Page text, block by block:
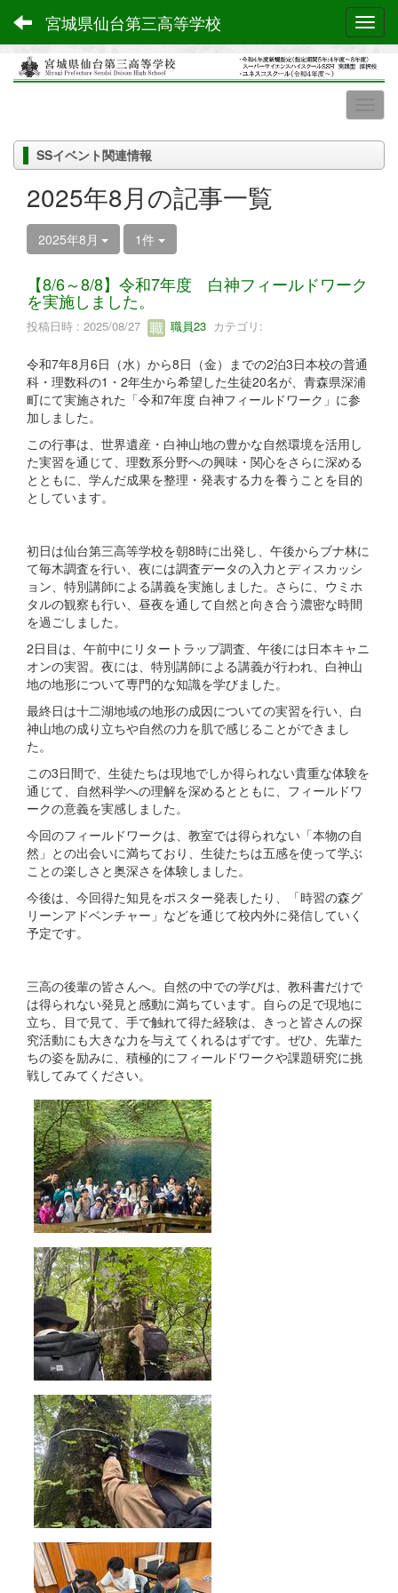
宮城県仙台第三高等学校
SSイベント関連情報
2025年8月の記事一覧
2025年8月 1件
【8/6～8/8】令和7年度 白神フィールドワーク
を実施しました。
投稿日時 : 2025/08/27 職員23 カテゴリ:
令和7年8月6日（水）から8日（金）までの2泊3日本校の普通
科・理数科の1・2年生から希望した生徒20名が、青森県深浦
町にて実施された「令和7年度 白神フィールドワーク」に参
加しました。
この行事は、世界遺産・白神山地の豊かな自然環境を活用し
た実習を通じて、理数系分野への興味・関心をさらに深める
とともに、学んだ成果を整理・発表する力を養うことを目的
としています。
初日は仙台第三高等学校を朝8時に出発し、午後からブナ林に
て毎木調査を行い、夜には調査データの入力とディスカッシ
ョン、特別講師による講義を実施しました。さらに、ウミホ
タルの観察も行い、昼夜を通して自然と向き合う濃密な時間
を過ごしました。
2日目は、午前中にリタートラップ調査、午後には日本キャニ
オンの実習。夜には、特別講師による講義が行われ、白神山
地の地形について専門的な知識を学びました。
最終日は十二湖地域の地形の成因についての実習を行い、白
神山地の成り立ちや自然の力を肌で感じることができまし
た。
この3日間で、生徒たちは現地でしか得られない貴重な体験を
通じて、自然科学への理解を深めるとともに、フィールドワ
ークの意義を実感しました。
今回のフィールドワークは、教室では得られない「本物の自
然」との出会いに満ちており、生徒たちは五感を使って学ぶ
ことの楽しさと奥深さを体験しました。
今後は、今回得た知見をポスター発表したり、「時習の森グ
リーンアドベンチャー」などを通じて校内外に発信していく
予定です。
三高の後輩の皆さんへ。自然の中での学びは、教科書だけで
は得られない発見と感動に満ちています。自らの足で現地に
立ち、目で見て、手で触れて得た経験は、きっと皆さんの探
究活動にも大きな力を与えてくれるはずです。ぜひ、先輩た
ちの姿を励みに、積極的にフィールドワークや課題研究に挑
戦してみてください。